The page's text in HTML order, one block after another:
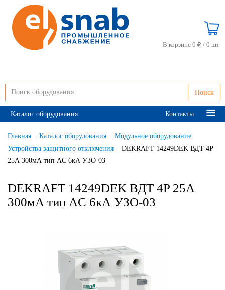
Поиск
В корзине 0 ₽ / 0 шт
Каталог оборудования Контакты
Главная Каталог оборудования
Модульное оборудование
Устройства защитного отключения
DEKRAFT 14249DEK ВДТ 4P
25А 300мА тип AC 6кА УЗО-03
DEKRAFT 14249DEK ВДТ 4P 25А
300мА тип AC 6кА УЗО-03